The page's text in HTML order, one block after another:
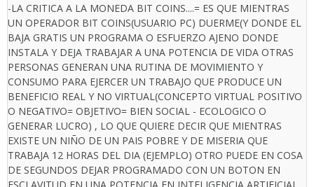
-LA CRITICA A LA MONEDA BIT COINS....= ES QUE MIENTRAS
UN OPERADOR BIT COINS(USUARIO PC) DUERME(Y DONDE EL
BAJA GRATIS UN PROGRAMA O ESFUERZO AJENO DONDE
INSTALA Y DEJA TRABAJAR A UNA POTENCIA DE VIDA OTRAS
PERSONAS GENERAN UNA RUTINA DE MOVIMIENTO Y
CONSUMO PARA EJERCER UN TRABAJO QUE PRODUCE UN
BENEFICIO REAL Y NO VIRTUAL(CONCEPTO VIRTUAL POSITIVO
O NEGATIVO= OBJETIVO= BIEN SOCIAL - ECOLOGICO O
GENERAR LUCRO) , LO QUE QUIERE DECIR QUE MIENTRAS
EXISTE UN NIÑO DE UN PAIS POBRE Y DE MISERIA QUE
TRABAJA 12 HORAS DEL DIA (EJEMPLO) OTRO PUEDE EN COSA
DE SEGUNDOS DEJAR PROGRAMADO CON UN BOTON EN
ESCLAVITUD EN UNA POTENCIA EN INTELIGENCIA ARTIFICIAL